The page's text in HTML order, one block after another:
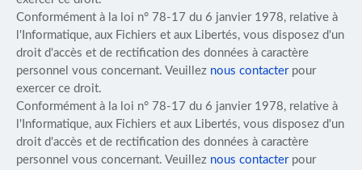
Conformément à la loi n° 78-17 du 6 janvier 1978, relative à
l'Informatique, aux Fichiers et aux Libertés, vous disposez d'un
droit d'accès et de rectification des données à caractère
personnel vous concernant. Veuillez nous contacterpour
exercer ce droit.
Conformément à la loi n° 78-17 du 6 janvier 1978, relative à
l'Informatique, aux Fichiers et aux Libertés, vous disposez d'un
droit d'accès et de rectification des données à caractère
personnel vous concernant. Veuillez nous contacterpour